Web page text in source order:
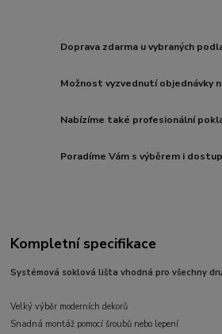
Doprava zdarma u vybraných
Možnost vyzvednutí objednávky
Nabízíme také profesionální
Poradíme Vám s výběrem i
Kompletní specifikace
Systémová soklová lišta vhodná pro všechny
Velký výběr moderních dekorů
Snadná montáž pomocí šroubů nebo lepení